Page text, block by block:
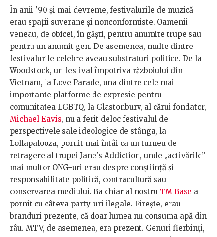
În anii '90 și mai devreme, festivalurile de muzică
erau spații suverane și nonconformiste. Oamenii
veneau, de obicei, în găști, pentru anumite trupe sau
pentru un anumit gen. De asemenea, multe dintre
festivalurile celebre aveau substraturi politice. De la
Woodstock, un festival împotriva războiului din
Vietnam, la Love Parade, una dintre cele mai
importante platforme de expresie pentru
comunitatea LGBTQ, la Glastonbury, al cărui fondator,
Michael Eavis, nu a ferit deloc festivalul de
perspectivele sale ideologice de stânga, la
Lollapalooza, pornit mai întâi ca un turneu de
retragere al trupei Jane's Addiction, unde „activările”
mai multor ONG-uri erau despre conștiință și
responsabilitate politică, contracultură sau
conservarea mediului. Ba chiar al nostru TM Base a
pornit cu câteva party-uri ilegale. Firește, erau
branduri prezente, că doar lumea nu consuma apă din
râu. MTV, de asemenea, era prezent. Genuri fierbinți,